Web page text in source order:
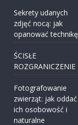
Sekrety udanych
zdjęć nocą: jak
opanować technikę
ŚCISŁE
ROZGRANICZENIE
Fotografowanie
zwierząt: jak oddać
ich osobowość i
naturalne